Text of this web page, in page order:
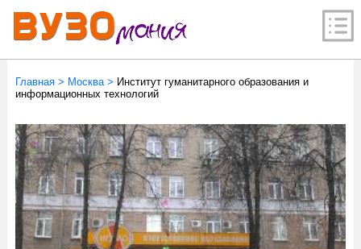
Главная> Москва> Институт гуманитарного образования и
информационных технологий